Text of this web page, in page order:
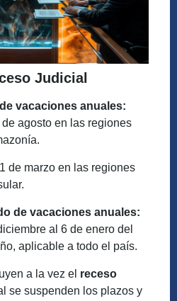
Judicial
vacaciones anuales:
agosto en las regiones
de marzo en las regiones
de vacaciones anuales:
al 6 de enero del
aplicable a todo el país.
a la vez el receso
se suspenden los plazos y